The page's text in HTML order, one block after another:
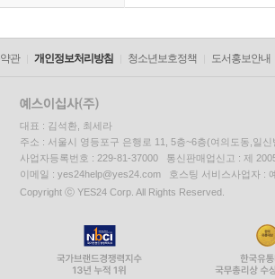
관 개인정보처리방침 청소년보호정책 도서홍보안내
대표 : 김석환, 최세라
주소 : 서울시 영등포구 은행로 11, 5층~6층(여의도동,일신
사업자등록번호 : 229-81-37000 통신판매업신고 : 제
이메일 : yes24help@yes24.com 호스팅 서비스사업자 :
Copyright ⓒ YES24 Corp. All Rights Reserved.